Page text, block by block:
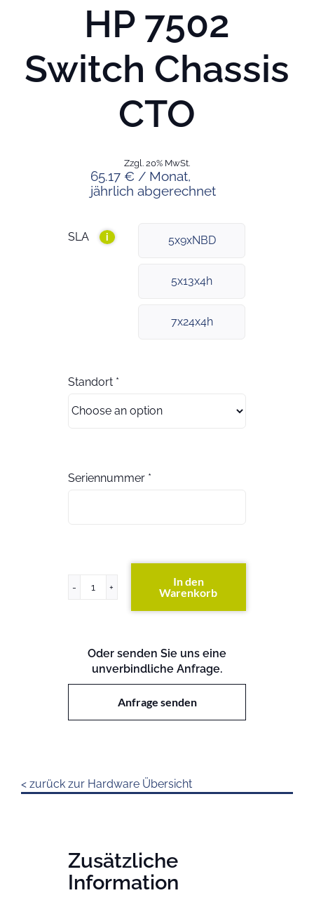
HP 7502
Switch Chassis
CTO
65.17 € / Monat,
jährlich abgerechnet
Zzgl. 20% MwSt.
SLA i 5x9xNBD
5x13x4h
7x24x4h
Standort *
Seriennummer *
HP
CTO
Menge
In den
Warenkorb
Oder senden Sie uns eine
unverbindliche Anfrage.
Anfrage senden
< zurück zur Hardware Übersicht
Zusätzliche
Information